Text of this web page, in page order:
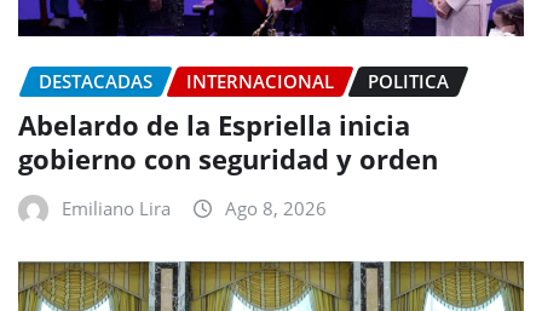
DESTACADAS INTERNACIONAL POLITICA
Abelardo de la Espriella inicia
gobierno con seguridad y orden
Emiliano Lira Ago 8, 2026